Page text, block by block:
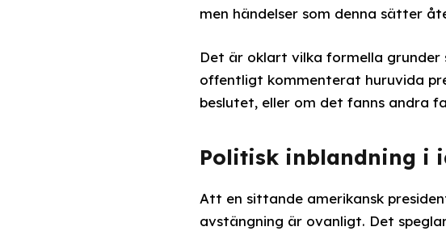
men händelser som denna sätter
Det är oklart vilka formella
offentligt kommenterat huruvida
beslutet, eller om det fanns andra
Politisk inblandning i
Att en sittande amerikansk
avstängning är ovanligt. Det